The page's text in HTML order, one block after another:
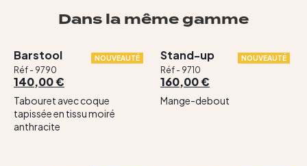
Dans la même gamme
NOUVEAUTÉ
Barstool
Réf - 9790
140,00 €
Tabouret avec coque
tapissée en tissu moiré
anthracite
NOUVEAUTÉ
Stand-up
Réf - 9710
160,00 €
Mange-debout